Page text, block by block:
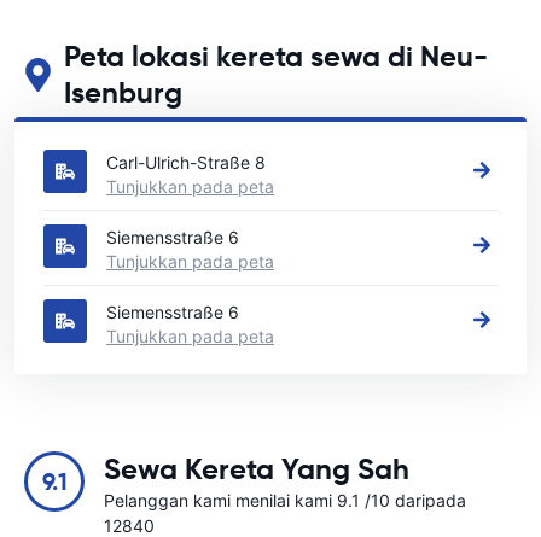
Peta lokasi kereta sewa di Neu-
Isenburg
Lihat lokasi sewa kereta utama kami di Neu-Isenburg
Carl-Ulrich-Straße 8
Tunjukkan pada peta
Siemensstraße 6
Tunjukkan pada peta
Siemensstraße 6
Tunjukkan pada peta
9.1 Sewa Kereta Yang Sah
Pelanggan kami menilai kami 9.1 /10 daripada
12840